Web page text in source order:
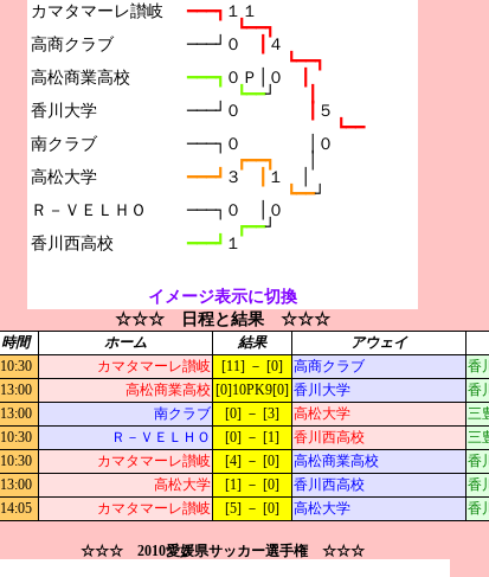
カマタマーレ讃岐
高商クラブ
高松商業高校
香川大学
南クラブ
高松大学
Ｒ－ＶＥＬＨＯ
━━━┓ １１
┗━━┓
───┘０
４
┗━━┓
━━━┓ ０Ｐ│０
┗━━┘
───┘０
┃ ５
┗━━
───┐０　　　　│０
┏━━┓
│
━━━┛ ３
１　│
┗━━┘
───┐０　│０
┏━━┘
━━━┛ １
イメージ表示に切換
☆☆☆ 日程と結果 ☆☆☆
時間 ホーム 結果 アウェイ
10:30 カマタマーレ讃岐 [11] － [0] 高商クラブ
香
13:00 高松商業高校 [0]10PK9[0] 香川大学
香
13:00 南クラブ [0] － [3] 高松大学
三
10:30 Ｒ－ＶＥＬＨＯ [0] － [1] 香川西高校 三
10:30 カマタマーレ讃岐 [4] － [0] 高松商業高校
香
13:00 高松大学 [1] － [0] 香川西高校
香
14:05 カマタマーレ讃岐 [5] － [0] 高松大学 香
☆☆☆ 2010愛媛県サッカー選手権 ☆☆☆